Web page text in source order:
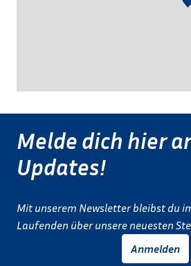
Melde dich hier
Updates!
Mit unserem Newsletter bleibst du
Laufenden über unsere neuesten
Anmelden